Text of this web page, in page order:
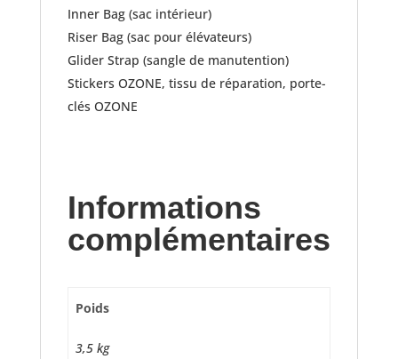
Inner Bag (sac intérieur)
Riser Bag (sac pour élévateurs)
Glider Strap (sangle de manutention)
Stickers OZONE, tissu de réparation, porte-
clés OZONE
Informations
complémentaires
Poids
3,5 kg